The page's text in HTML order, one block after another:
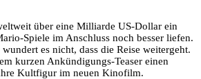
über eine Milliarde US-Dollar ein
Spiele im Anschluss noch besser liefen.
es nicht, dass die Reise weitergeht.
kurzen Ankündigungs-Teaser einen
Kultfigur im neuen Kinofilm.